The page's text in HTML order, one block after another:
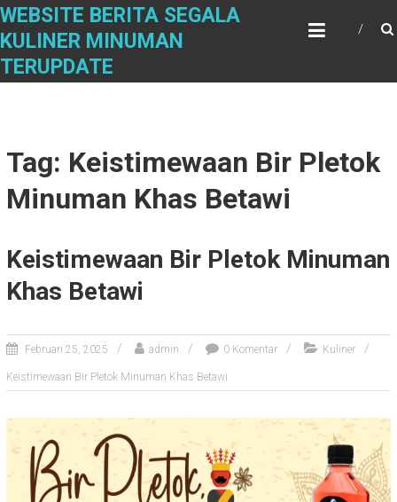
Skip
content
WEBSITE BERITA SEGALA
KULINER MINUMAN
TERUPDATE
Tag: Keistimewaan Bir Pletok
Minuman Khas Betawi
Keistimewaan Bir Pletok Minuman
Khas Betawi
Februari 25, 2025 admin 0 Komentar Kuliner
Keistimewaan Bir Pletok Minuman Khas Betawi